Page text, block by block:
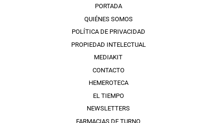
PORTADA
QUIÉNES SOMOS
POLÍTICA DE PRIVACIDAD
PROPIEDAD INTELECTUAL
MEDIAKIT
CONTACTO
HEMEROTECA
EL TIEMPO
NEWSLETTERS
FARMACIAS DE TURNO